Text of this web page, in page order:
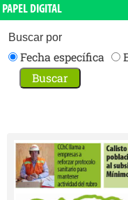
PAPEL DIGITAL
Buscar por
Fecha específica
Buscar